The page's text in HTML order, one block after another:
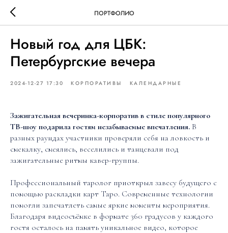
ПОРТФОЛИО
Новый год для ЦБК:
Петербургские вечера
2024-12-27 17:30 КОРПОРАТИВЫ КАЛЕНДАРНЫЕ
Зажигательная вечеринка-корпоратив в стиле популярного
ТВ-шоу подарила гостям незабываемые впечатления. В
разных раундах участники проверяли себя на ловкость и
смекалку, смеялись, веселились и танцевали под
зажигательные ритмы кавер-группы.
Профессиональный таролог приоткрыл завесу будущего с
помощью раскладки карт Таро. Современные технологии
помогли запечатлеть самые яркие моменты мероприятия.
Благодаря видеосъёмке в формате 360 градусов у каждого
гостя осталось на память уникальное видео, которое